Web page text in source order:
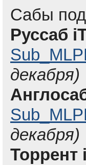
Сабы
Руссаб
декабря)
декабря)
Торрент